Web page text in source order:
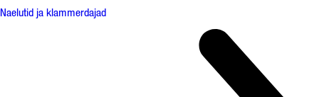
Naelutid ja klammerdajad